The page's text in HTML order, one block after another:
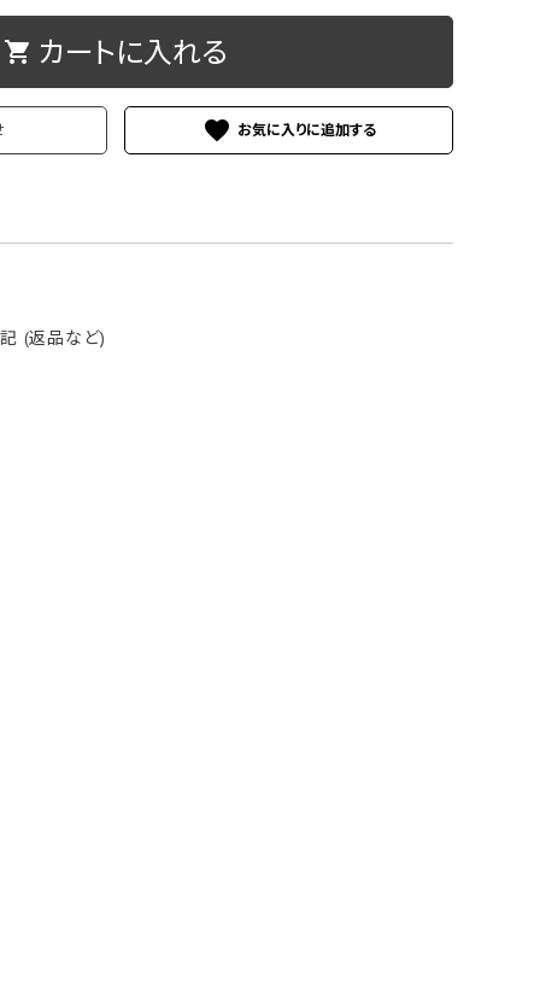
ケース
shopping_cart カートに入れる
favorite
(返品など)